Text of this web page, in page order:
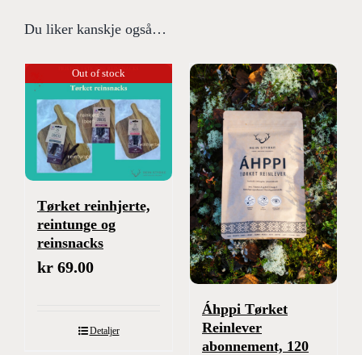
Du liker kanskje også…
Out of stock
Tørket reinhjerte,
reintunge og
reinsnacks
kr 69.00
Detaljer
Áhppi Tørket
Reinlever
abonnement, 120